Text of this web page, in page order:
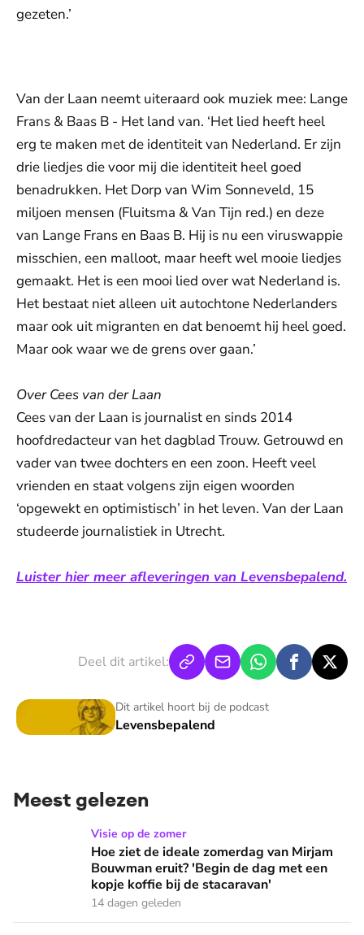
gezeten.’
Van der Laan neemt uiteraard ook muziek mee: Lange
Frans & Baas B - Het land van. ‘Het lied heeft heel
erg te maken met de identiteit van Nederland. Er zijn
drie liedjes die voor mij die identiteit heel goed
benadrukken. Het Dorp van Wim Sonneveld, 15
miljoen mensen (Fluitsma & Van Tijn red.) en deze
van Lange Frans en Baas B. Hij is nu een viruswappie
misschien, een malloot, maar heeft wel mooie liedjes
gemaakt. Het is een mooi lied over wat Nederland is.
Het bestaat niet alleen uit autochtone Nederlanders
maar ook uit migranten en dat benoemt hij heel goed.
Maar ook waar we de grens over gaan.’
Over Cees van der Laan
Cees van der Laan is journalist en sinds 2014
hoofdredacteur van het dagblad Trouw. Getrouwd en
vader van twee dochters en een zoon. Heeft veel
vrienden en staat volgens zijn eigen woorden
‘opgewekt en optimistisch’ in het leven. Van der Laan
studeerde journalistiek in Utrecht.
Luister hier meer afleveringen van Levensbepalend.
Deel dit artikel:
Dit artikel hoort bij de podcast
Levensbepalend
Levensbepalend
Meest gelezen
Hoe ziet de ideale zomerdag van Mirjam Bouwman eruit?
Visie op de zomer
Hoe ziet de ideale zomerdag van Mirjam
Bouwman eruit? 'Begin de dag met een
kopje koffie bij de stacaravan'
14 dagen geleden